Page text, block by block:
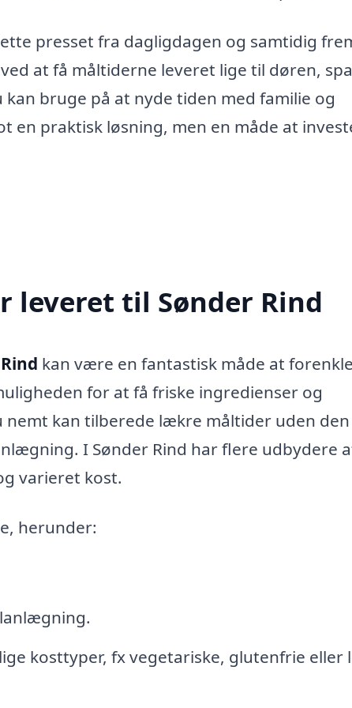
presset fra dagligdagen og samtidig
at få måltiderne leveret lige til døren,
bruge på at nyde tiden med familie og
en praktisk løsning, men en måde at
leveret til Sønder Rind
kan være en fantastisk måde at
for at få friske ingredienser og
kan tilberede lækre måltider uden den
I Sønder Rind har flere udbydere
varieret kost.
herunder:
kosttyper, fx vegetariske, glutenfrie eller